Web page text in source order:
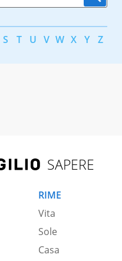
S T U V W X Y Z
SAPERE
RIME
Vita
Sole
Casa